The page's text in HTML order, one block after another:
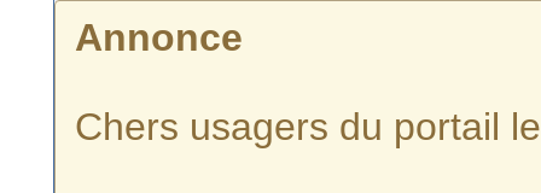
Annonce
Chers usagers du portail